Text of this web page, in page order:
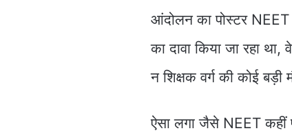
आंदोलन का पोस्टर
का दावा किया जा रहा था,
न शिक्षक वर्ग की कोई बड़ी
ऐसा लगा जैसे NEET कहीं